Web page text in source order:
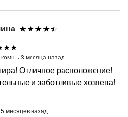
комн. ·3 месяца назад
Отличное расположение!
и заботливые хозяева!
5 месяцев назад